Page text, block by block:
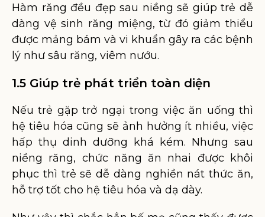
Hàm răng đều đẹp sau niềng sẽ giúp trẻ dễ
dàng vệ sinh răng miệng, từ đó giảm thiểu
được mảng bám và vi khuẩn gây ra các bệnh
lý như sâu răng, viêm nướu.
1.5 Giúp trẻ phát triển toàn diện
Nếu trẻ gặp trở ngại trong việc ăn uống thì
hệ tiêu hóa cũng sẽ ảnh hưởng ít nhiều, việc
hấp thụ dinh dưỡng khá kém. Nhưng sau
niềng răng, chức năng ăn nhai được khôi
phục thì trẻ sẽ dễ dàng nghiền nát thức ăn,
hỗ trợ tốt cho hệ tiêu hóa và dạ dày.